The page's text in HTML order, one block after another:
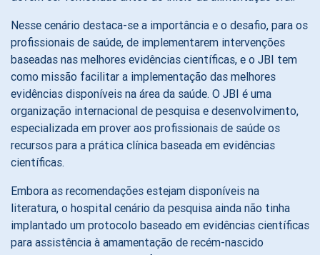
Nesse cenário destaca-se a importância e o desafio, para os
profissionais de saúde, de implementarem intervenções
baseadas nas melhores evidências científicas, e o JBI tem
como missão facilitar a implementação das melhores
evidências disponíveis na área da saúde. O JBI é uma
organização internacional de pesquisa e desenvolvimento,
especializada em prover aos profissionais de saúde os
recursos para a prática clínica baseada em evidências
científicas.
Embora as recomendações estejam disponíveis na
literatura, o hospital cenário da pesquisa ainda não tinha
implantado um protocolo baseado em evidências científicas
para assistência à amamentação de recém-nascido